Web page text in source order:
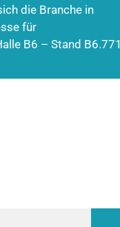
die Branche in
für
B6 – Stand B6.771